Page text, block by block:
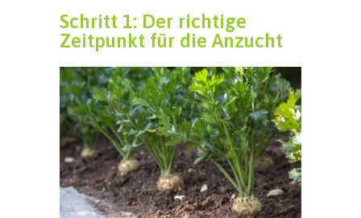
Schritt 1: Der richtige
Zeitpunkt für die Anzucht